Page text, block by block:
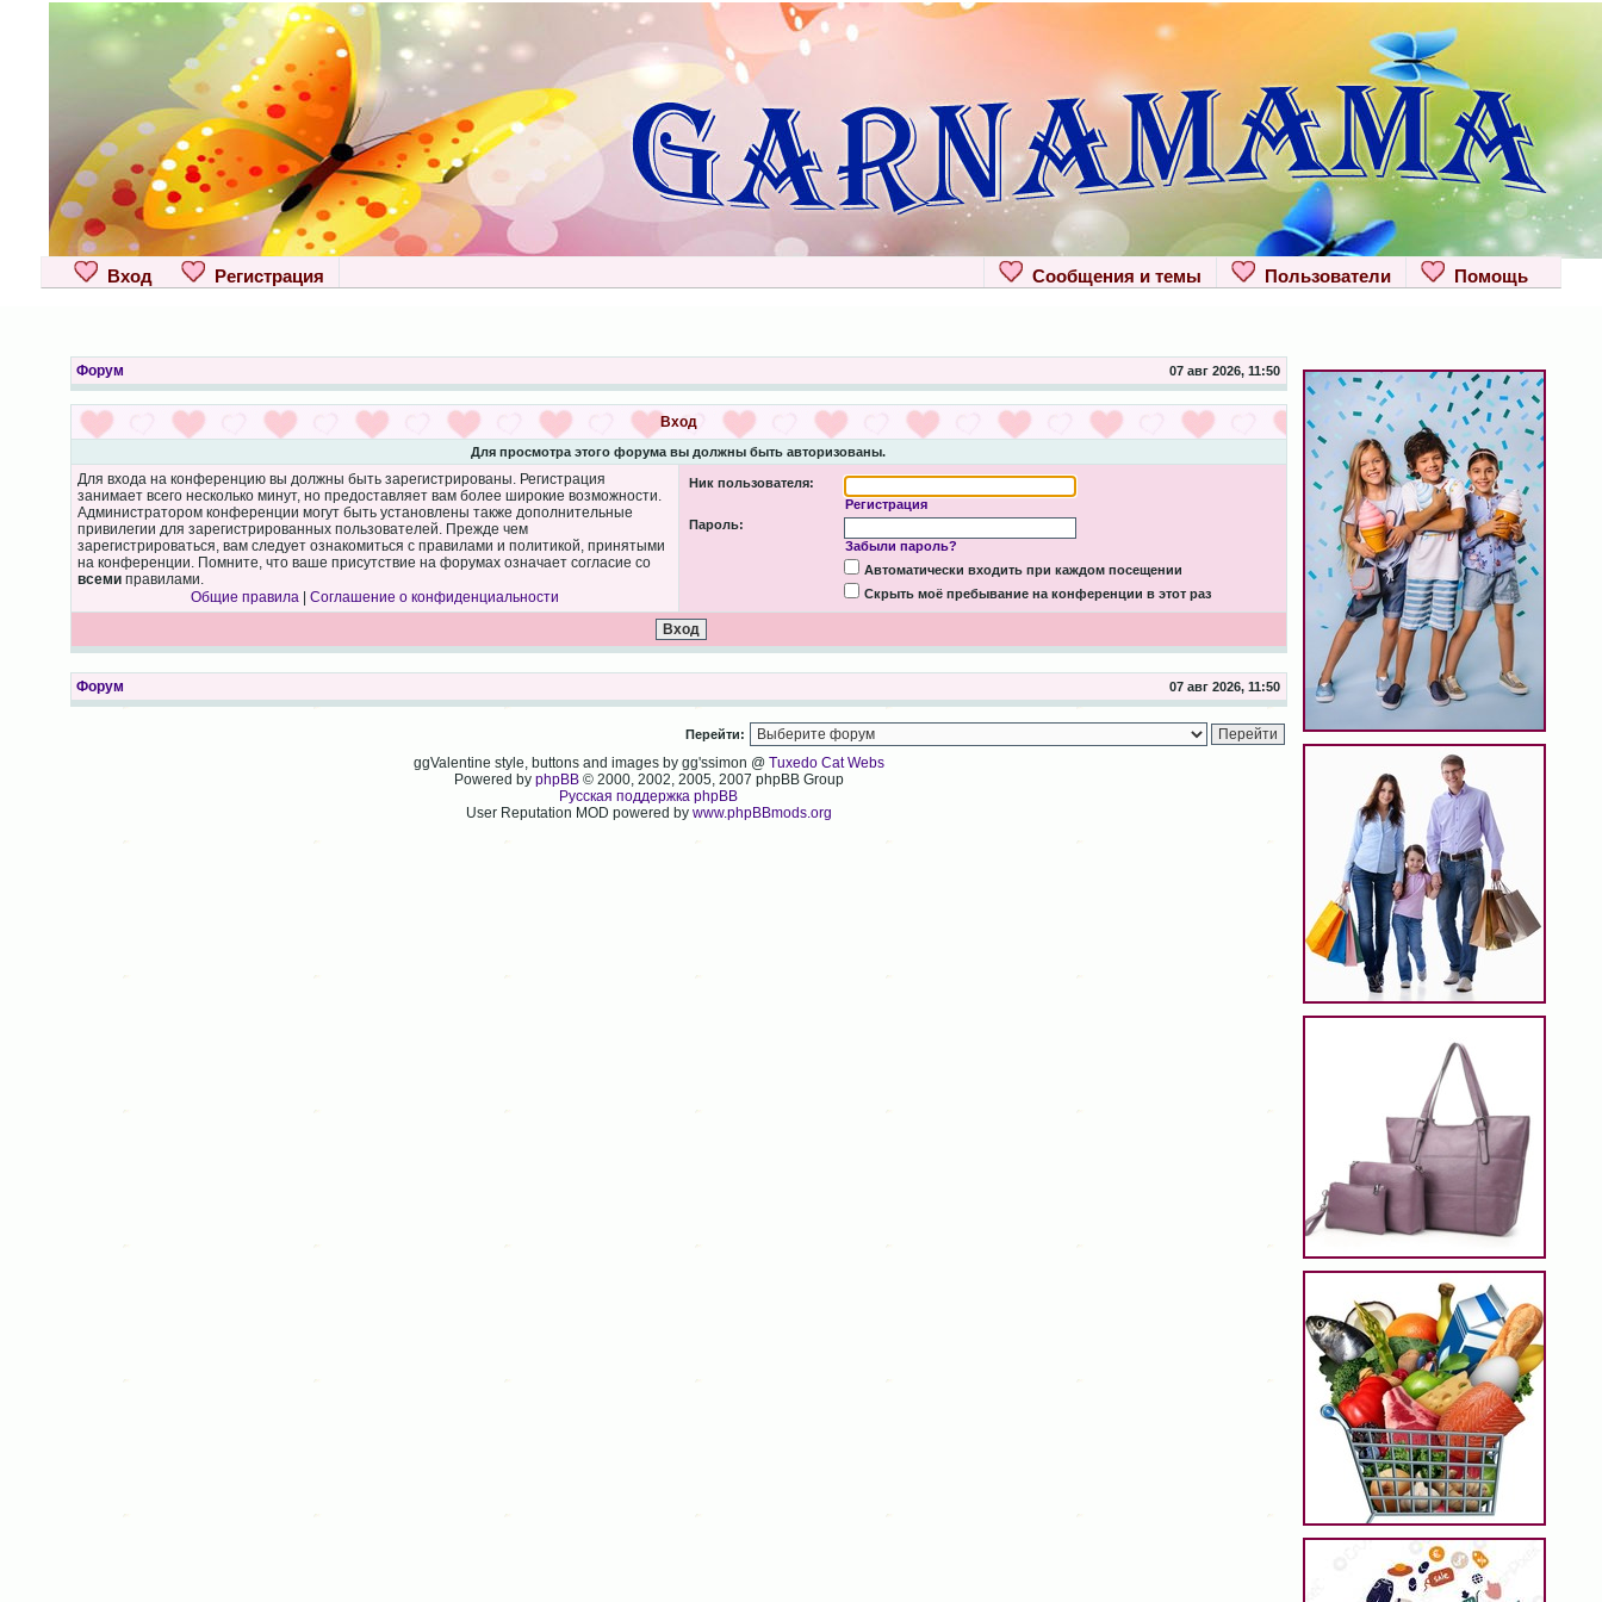
Вход Регистрация Помощь
Пользователи
Сообщения и темы
Форум 07 авг 2026, 11:50
Вход
Для просмотра этого форума вы должны быть авторизованы.
Для входа на конференцию вы должны быть зарегистрированы. Регистрация
занимает всего несколько минут, но предоставляет вам более широкие возможности.
Администратором конференции могут быть установлены также дополнительные
привилегии для зарегистрированных пользователей. Прежде чем
зарегистрироваться, вам следует ознакомиться с правилами и политикой, принятыми
на конференции. Помните, что ваше присутствие на форумах означает согласие со
всемиправилами.
Общие правила| Соглашение о конфиденциальности
Ник пользователя:
Регистрация
Пароль:
Забыли пароль?
Автоматически входить при каждом посещении
Скрыть моё пребывание на конференции в этот раз
Форум 07 авг 2026, 11:50
Перейти:
ggValentine style, buttons and images by gg'ssimon @ Tuxedo Cat Webs
Powered by phpBB© 2000, 2002, 2005, 2007 phpBB Group
Русская поддержка phpBB
User Reputation MOD powered by www.phpBBmods.org